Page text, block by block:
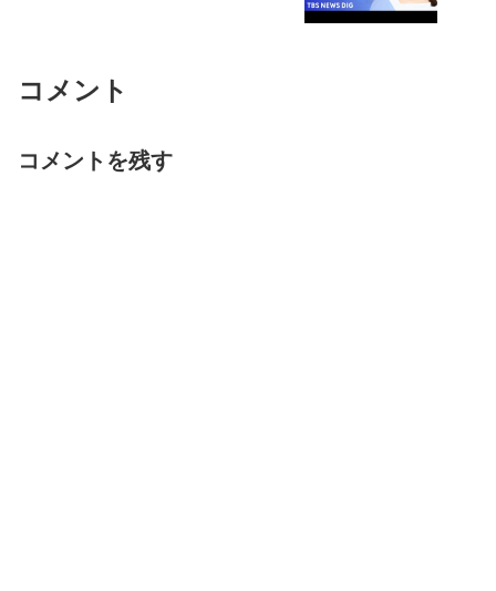
コメント
コメントを残す